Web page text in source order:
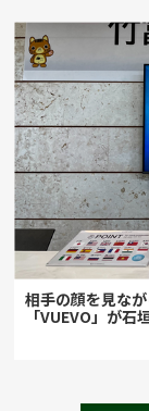
相手の顔を見な
「VUEVO」が